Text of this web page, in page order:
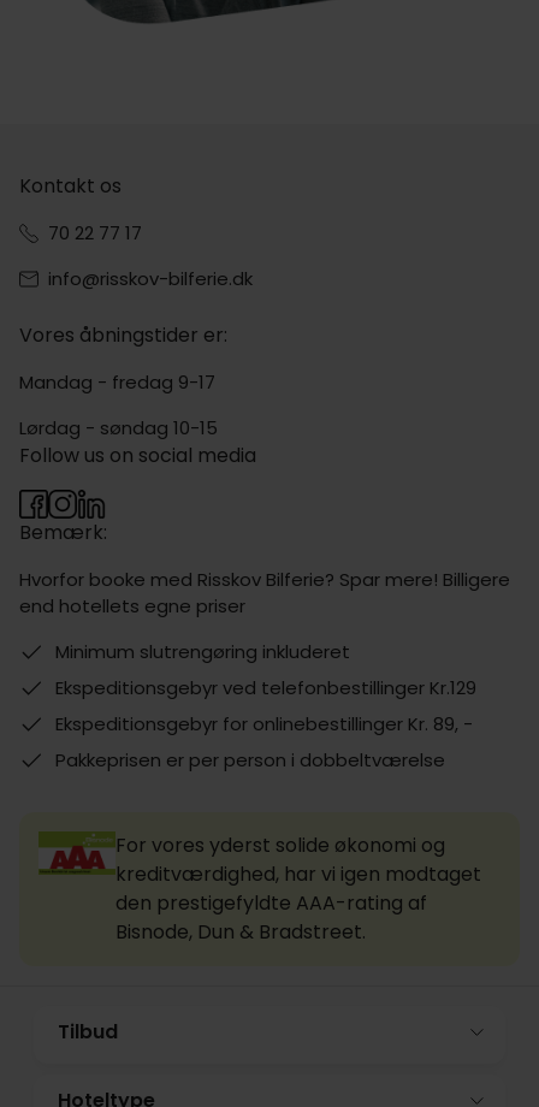
Kontakt os
70 22 77 17
info@risskov-bilferie.dk
Vores åbningstider er:
Mandag - fredag 9-17
Lørdag - søndag 10-15
Bemærk:
Hvorfor booke med Risskov Bilferie? Spar mere! Billigere
end hotellets egne priser
Minimum slutrengøring inkluderet
Ekspeditionsgebyr ved telefonbestillinger Kr.129
Ekspeditionsgebyr for onlinebestillinger Kr. 89, -
Pakkeprisen er per person i dobbeltværelse
Follow us on social media
For vores yderst solide økonomi og
kreditværdighed, har vi igen modtaget
den prestigefyldte AAA-rating af
Bisnode, Dun & Bradstreet.
Tilbud
Hoteltype